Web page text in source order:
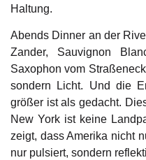
Haltung.
Abends Dinner an der
Zander, Sauvignon
Saxophon vom
sondern Licht. Und die
größer ist als gedacht.
New York ist keine
zeigt, dass Amerika nicht
nur pulsiert, sondern